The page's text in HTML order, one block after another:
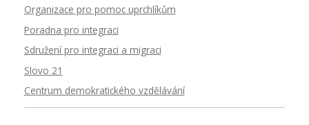
Organizace pro pomoc uprchlíkům
Poradna pro integraci
Sdružení pro integraci a migraci
Slovo 21
Centrum demokratického vzdělávání